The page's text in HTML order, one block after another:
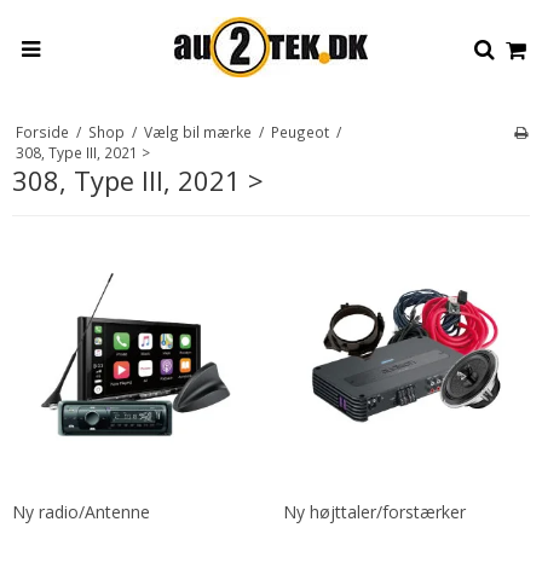
Forside / Shop / Vælg bil mærke / Peugeot /
308, Type III, 2021 >
308, Type III, 2021 >
Ny radio/Antenne Ny højttaler/forstærker